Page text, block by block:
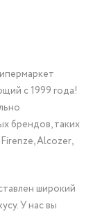
с 1999 года!
брендов, таких
Alcozer,
широкий
У нас вы